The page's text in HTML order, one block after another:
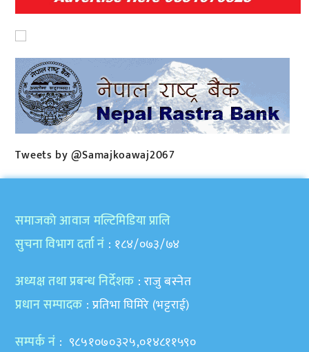
Tweets by @Samajkoawaj2067
समाजकाे आवाज मल्टिमिडिया प्रालि
सुचना विभाग दर्ता नं : १८४/०७३/७४
अध्यक्ष तथा प्रबन्ध निर्देशक : राजु बस्नेत
प्रधान सम्पादक : प्रतिभा घिमिरे (भट्टराई)
सम्पर्क नं : ९८५१०७०३२५,०१४८११५९०